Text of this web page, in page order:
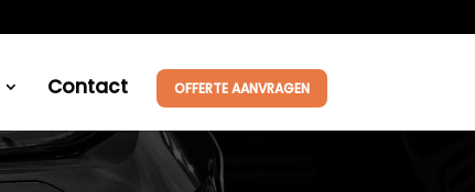
Contact OFFERTE AANVRAGEN